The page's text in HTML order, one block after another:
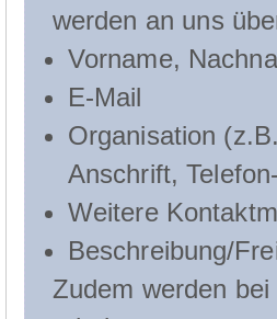
werden an uns
Vorname,
E-Mail
Organisation
Anschrift,
Weitere
Beschreibung/
Zudem werden